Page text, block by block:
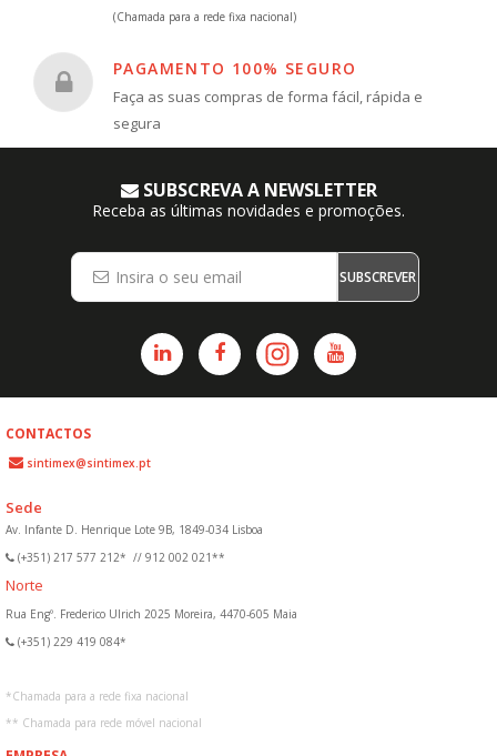
(Chamada para a rede fixa nacional)
PAGAMENTO 100% SEGURO
Faça as suas compras de forma fácil, rápida e
segura
SUBSCREVA A NEWSLETTER
Receba as últimas novidades e promoções.
SUBSCREVER
CONTACTOS
sintimex@sintimex.pt
Sede
Av. Infante D. Henrique Lote 9B, 1849-034 Lisboa
(+351) 217 577 212* // 912 002 021**
Norte
Rua Engº. Frederico Ulrich 2025 Moreira, 4470-605 Maia
(+351) 229 419 084*
*Chamada para a rede fixa nacional
** Chamada para rede móvel nacional